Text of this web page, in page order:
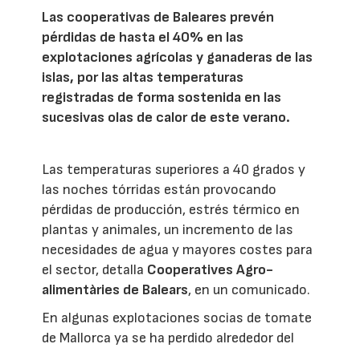
Las cooperativas de Baleares prevén
pérdidas de hasta el 40% en las
explotaciones agrícolas y ganaderas de las
islas, por las altas temperaturas
registradas de forma sostenida en las
sucesivas olas de calor de este verano.
Las temperaturas superiores a 40 grados y
las noches tórridas están provocando
pérdidas de producción, estrés térmico en
plantas y animales, un incremento de las
necesidades de agua y mayores costes para
el sector, detalla Cooperatives Agro-
alimentàries de Balears, en un comunicado.
En algunas explotaciones socias de tomate
de Mallorca ya se ha perdido alrededor del